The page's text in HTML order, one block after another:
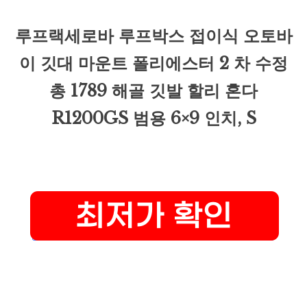
루프랙세로바 루프박스 접이식 오토바
이 깃대 마운트 폴리에스터 2 차 수정
총 1789 해골 깃발 할리 혼다
R1200GS 범용 6×9 인치, S